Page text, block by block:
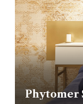
Phytomer